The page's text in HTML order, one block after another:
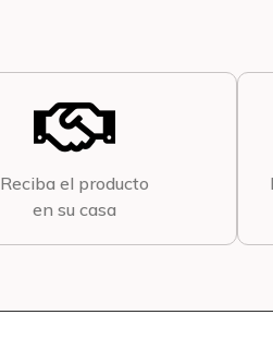
Reciba el producto
en su casa